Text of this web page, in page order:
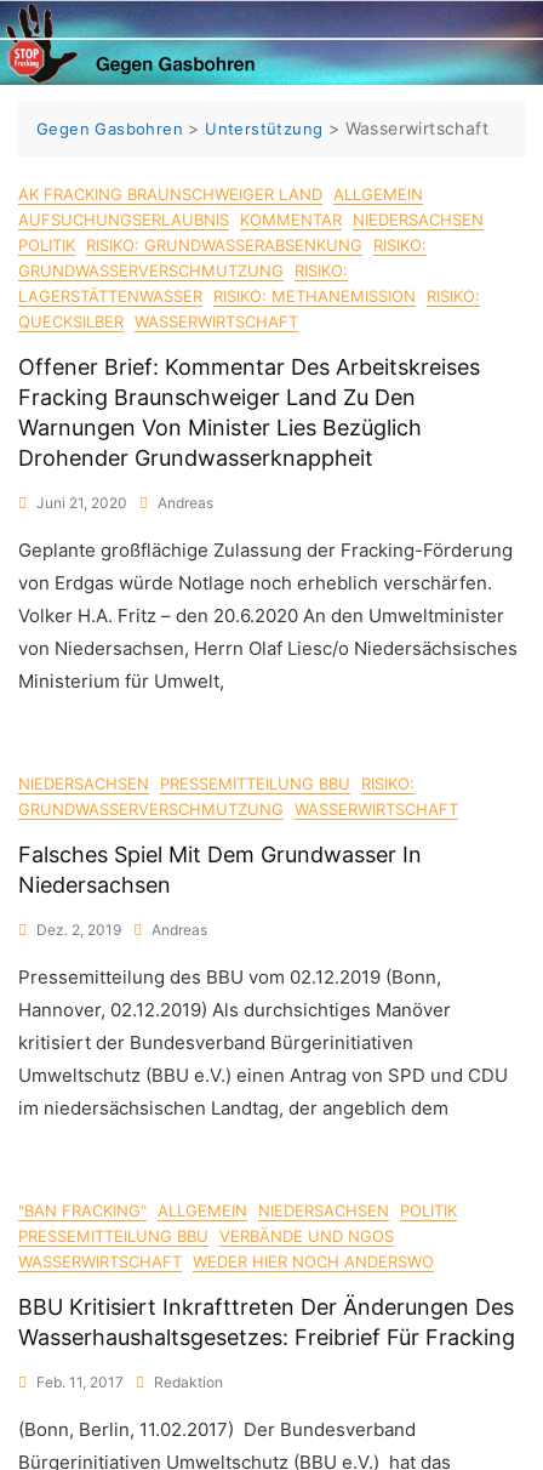
Skip
to
content
Gegen Gasbohren > Unterstützung > Wasserwirtschaft
AK FRACKING BRAUNSCHWEIGER LAND ALLGEMEIN
AUFSUCHUNGSERLAUBNIS
KOMMENTAR
NIEDERSACHSEN
POLITIK
RISIKO: GRUNDWASSERABSENKUNG
RISIKO:
GRUNDWASSERVERSCHMUTZUNG
RISIKO:
LAGERSTÄTTENWASSER
RISIKO: METHANEMISSION
RISIKO:
QUECKSILBER WASSERWIRTSCHAFT
Offener Brief: Kommentar Des Arbeitskreises
Fracking Braunschweiger Land Zu Den
Warnungen Von Minister Lies Bezüglich
Drohender Grundwasserknappheit
Juni 21, 2020 Andreas
Geplante großflächige Zulassung der Fracking-Förderung
von Erdgas würde Notlage noch erheblich verschärfen.
Volker H.A. Fritz – den 20.6.2020 An den Umweltminister
von Niedersachsen, Herrn Olaf Liesc/o Niedersächsisches
Ministerium für Umwelt,
NIEDERSACHSEN PRESSEMITTEILUNG BBU
RISIKO:
GRUNDWASSERVERSCHMUTZUNG
WASSERWIRTSCHAFT
Falsches Spiel Mit Dem Grundwasser In
Niedersachsen
Dez. 2, 2019 Andreas
Pressemitteilung des BBU vom 02.12.2019 (Bonn,
Hannover, 02.12.2019) Als durchsichtiges Manöver
kritisiert der Bundesverband Bürgerinitiativen
Umweltschutz (BBU e.V.) einen Antrag von SPD und CDU
im niedersächsischen Landtag, der angeblich dem
"BAN FRACKING" ALLGEMEIN NIEDERSACHSEN
POLITIK
PRESSEMITTEILUNG BBU
VERBÄNDE UND NGOS
WASSERWIRTSCHAFT WEDER HIER NOCH ANDERSWO
BBU Kritisiert Inkrafttreten Der Änderungen Des
Wasserhaushaltsgesetzes: Freibrief Für Fracking
Feb. 11, 2017 Redaktion
(Bonn, Berlin, 11.02.2017) Der Bundesverband
Bürgerinitiativen Umweltschutz (BBU e.V.) hat das